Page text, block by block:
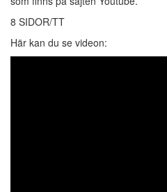
8 SIDOR/TT
Här kan du se videon: